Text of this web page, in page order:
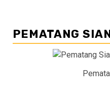
PEMATANG